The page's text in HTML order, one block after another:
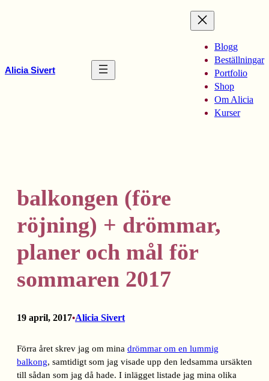
Alicia Sivert
Blogg
Beställningar
Portfolio
Shop
Om Alicia
Kurser
balkongen (före
röjning) + drömmar,
planer och mål för
sommaren 2017
19 april, 2017•Alicia Sivert
Förra året skrev jag om mina drömmar om en lummig
balkong, samtidigt som jag visade upp den ledsamma ursäkten
till sådan som jag då hade. I inlägget listade jag mina olika